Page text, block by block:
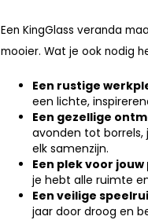
Een KingGlass veranda
mooier. Wat je ook nodig
Een rustige
een lichte,
Een gezellige
avonden tot
elk samenzijn.
Een plek voor jouw
je hebt alle ruimte
Een veilige
jaar door droog en